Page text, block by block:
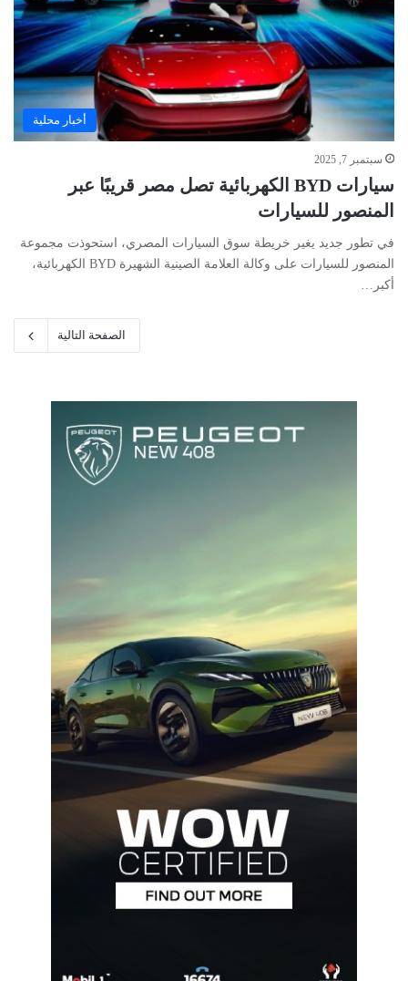
أخبار محلية
سبتمبر 7, 2025
سيارات BYD الكهربائية تصل مصر قريبًا عبر
المنصور للسيارات
في تطور جديد يغير خريطة سوق السيارات المصري، استحوذت مجموعة
المنصور للسيارات على وكالة العلامة الصينية الشهيرة BYD الكهربائية،
أكبر…
الصفحة التالية